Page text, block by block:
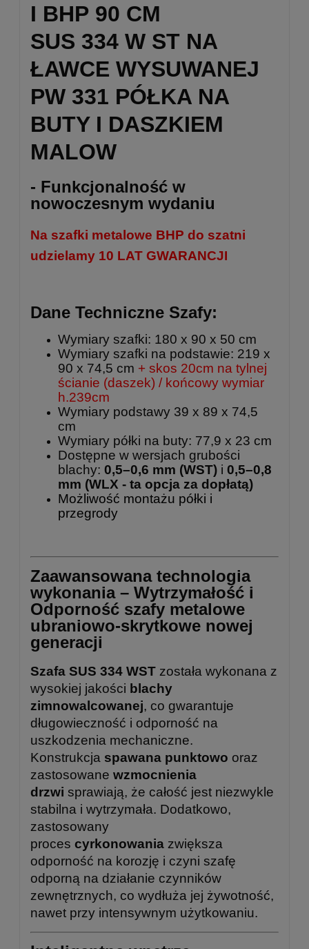
I BHP 90 CM
SUS 334 W ST NA
ŁAWCE WYSUWANEJ
PW 331 PÓŁKA NA
BUTY I DASZKIEM
MALOW
- Funkcjonalność w
nowoczesnym wydaniu
Na szafki metalowe BHP do szatni
udzielamy 10 LAT GWARANCJI
Dane Techniczne Szafy:
Wymiary szafki: 180 x 90 x 50 cm
Wymiary szafki na podstawie: 219 x
90 x 74,5 cm + skos 20cm na tylnej
ścianie (daszek) / końcowy wymiar
h.239cm
Wymiary podstawy 39 x 89 x 74,5
cm
Wymiary półki na buty: 77,9 x 23 cm
Dostępne w wersjach grubości
blachy: 0,5–0,6 mm (WST) i 0,5–0,8
mm (WLX - ta opcja za dopłatą)
Możliwość montażu półki i
przegrody
Zaawansowana technologia
wykonania – Wytrzymałość i
Odporność szafy metalowe
ubraniowo-skrytkowe nowej
generacji
Szafa SUS 334 WST została wykonana z
wysokiej jakości blachy
zimnowalcowanej, co gwarantuje
długowieczność i odporność na
uszkodzenia mechaniczne.
Konstrukcja spawana punktowo oraz
zastosowane wzmocnienia
drzwi sprawiają, że całość jest niezwykle
stabilna i wytrzymała. Dodatkowo,
zastosowany
proces cyrkonowania zwiększa
odporność na korozję i czyni szafę
odporną na działanie czynników
zewnętrznych, co wydłuża jej żywotność,
nawet przy intensywnym użytkowaniu.